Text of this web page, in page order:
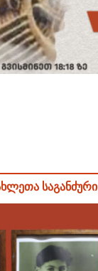
საგანძური